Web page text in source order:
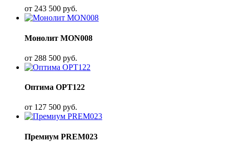
от 243 500 руб.
Монолит MON008
от 288 500 руб.
Оптима OPT122
от 127 500 руб.
Премиум PREM023